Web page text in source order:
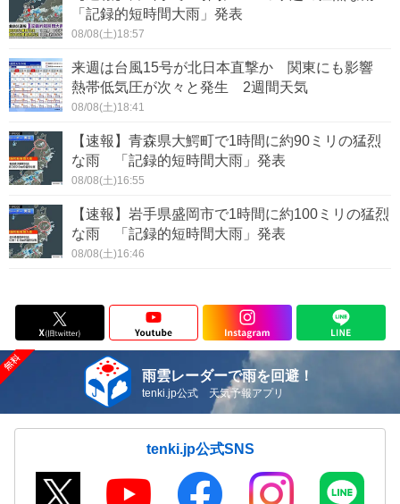
「記録的短時間大雨」発表
08/08(土)18:57
来週は台風15号が北日本直撃か 関東にも影響
熱帯低気圧が次々と発生 2週間天気
08/08(土)18:41
【速報】青森県大鰐町で1時間に約90ミリの猛烈
な雨 「記録的短時間大雨」発表
08/08(土)16:55
【速報】岩手県盛岡市で1時間に約100ミリの猛烈
な雨 「記録的短時間大雨」発表
08/08(土)16:46
雨雲レーダーで雨を回避！
tenki.jp公式 天気予報アプリ
tenki.jp公式SNS